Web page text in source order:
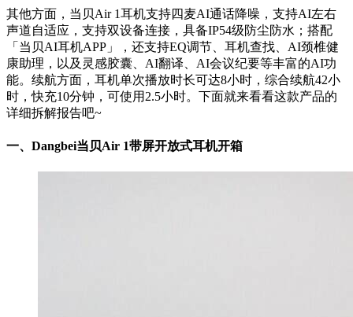
其他方面，当贝Air 1耳机支持四麦AI通话降噪，支持AI左右
声道自适应，支持双设备连接，具备IP54级防尘防水；搭配
「当贝AI耳机APP」，还支持EQ调节、耳机查找、AI颈椎健
康助理，以及灵感胶囊、AI翻译、AI会议纪要等丰富的AI功
能。续航方面，耳机单次播放时长可达8小时，综合续航42小
时，快充10分钟，可使用2.5小时。下面就来看看这款产品的
详细拆解报告吧~
一、 Dangbei当贝Air 1带屏开放式耳机开箱